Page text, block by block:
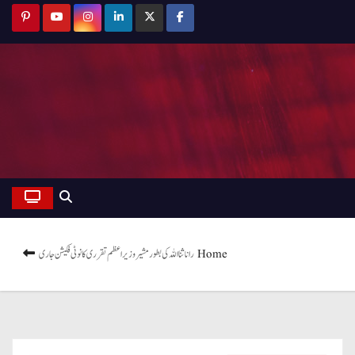
Homeرانا ثنا اللہ کی بطور مشیر وزیراعظم تقرری کا نوٹی فکیشن جاری